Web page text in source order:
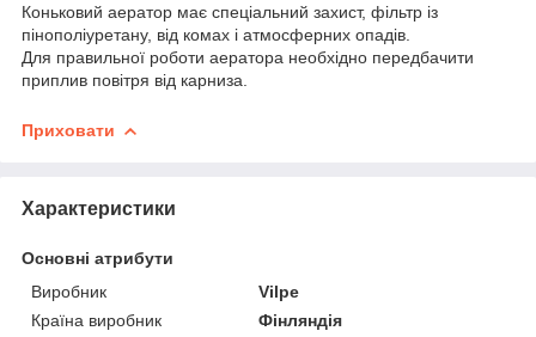
Коньковий аератор має спеціальний захист, фільтр із
пінополіуретану, від комах і атмосферних опадів.
Для правильної роботи аератора необхідно передбачити
приплив повітря від карниза.
Приховати
Характеристики
Основні атрибути
Виробник
Vilpe
Країна виробник
Фінляндія